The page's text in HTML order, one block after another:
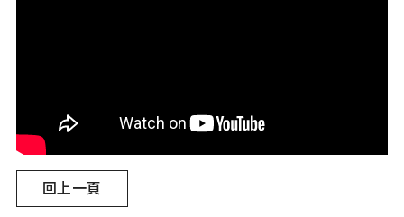
回上一頁